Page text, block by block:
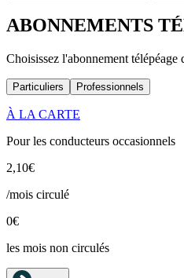
ABONNEMENTS
Choisissez l'abonnement télépéage
Particuliers Professionnels
À LA CARTE
Pour les conducteurs occasionnels
2,10€
/mois circulé
0€
les mois non circulés